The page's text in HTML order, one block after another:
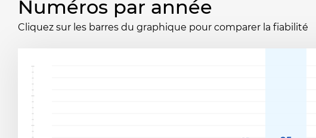
Numéros par année
Cliquez sur les barres du graphique pour comparer la fiabilité